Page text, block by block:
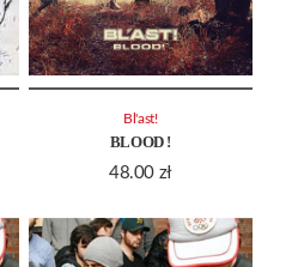
BLOOD !
48.00 zł
Bl'ast!